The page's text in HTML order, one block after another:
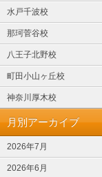
水戸千波校
那珂菅谷校
八王子北野校
町田小山ヶ丘校
神奈川厚木校
月別アーカイブ
2026年7月
2026年6月